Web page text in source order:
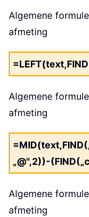
Algemene
afmeting
Algemene
afmeting
„@",2))-
Algemene
afmeting